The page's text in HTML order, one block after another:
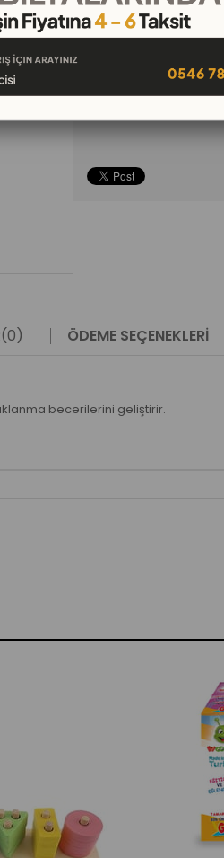
Telefonla Favorilere
(0) ÖDEME SEÇENEKLERI
becerilerini geliştirir.